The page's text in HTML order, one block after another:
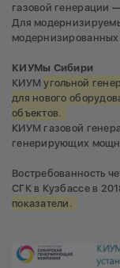
газовой генерации
Для
КИУМы Сибири
КИУМугольной
для нового
объектов.
КИУМ газовой
генерирующих
Востребованность
СГК в Кузбассе в
показатели.